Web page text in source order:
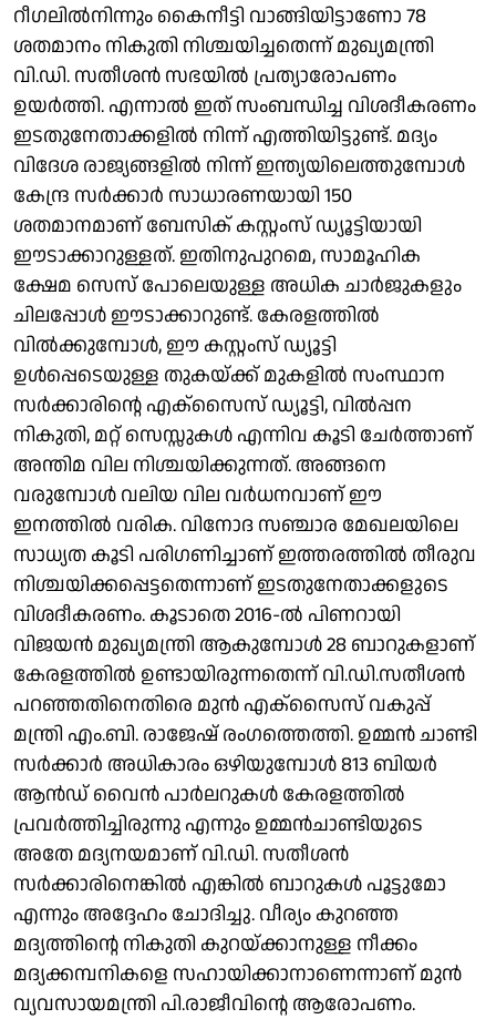
റീഗലില്‍നിന്നും കൈനീട്ടി വാങ്ങിയിട്ടാണോ 78
ശതമാനം നികുതി നിശ്ചയിച്ചതെന്ന് മുഖ്യമന്ത്രി
വി.ഡി. സതീശന്‍ സഭയില്‍ പ്രത്യാരോപണം
ഉയര്‍ത്തി. എന്നാല്‍ ഇത് സംബന്ധിച്ച വിശദീകരണം
ഇടതുനേതാക്കളില്‍ നിന്ന് എത്തിയിട്ടുണ്ട്. മദ്യം
വിദേശ രാജ്യങ്ങളില്‍ നിന്ന് ഇന്ത്യയിലെത്തുമ്പോള്‍
കേന്ദ്ര സര്‍ക്കാര്‍ സാധാരണയായി 150
ശതമാനമാണ് ബേസിക് കസ്റ്റംസ് ഡ്യൂട്ടിയായി
ഈടാക്കാറുള്ളത്. ഇതിനുപുറമെ, സാമൂഹിക
ക്ഷേമ സെസ് പോലെയുള്ള അധിക ചാര്‍ജുകളും
ചിലപ്പോള്‍ ഈടാക്കാറുണ്ട്. കേരളത്തില്‍
വില്‍ക്കുമ്പോള്‍, ഈ കസ്റ്റംസ് ഡ്യൂട്ടി
ഉള്‍പ്പെടെയുള്ള തുകയ്ക്ക് മുകളില്‍ സംസ്ഥാന
സര്‍ക്കാരിന്റെ എക്സൈസ് ഡ്യൂട്ടി, വില്‍പ്പന
നികുതി, മറ്റ് സെസ്സുകള്‍ എന്നിവ കൂടി ചേര്‍ത്താണ്
അന്തിമ വില നിശ്ചയിക്കുന്നത്. അങ്ങനെ
വരുമ്പോള്‍ വലിയ വില വര്‍ധനവാണ് ഈ
ഇനത്തില്‍ വരിക. വിനോദ സഞ്ചാര മേഖലയിലെ
സാധ്യത കൂടി പരിഗണിച്ചാണ് ഇത്തരത്തില്‍ തീരുവ
നിശ്ചയിക്കപ്പെട്ടതെന്നാണ് ഇടതുനേതാക്കളുടെ
വിശദീകരണം. കൂടാതെ 2016-ല്‍ പിണറായി
വിജയന്‍ മുഖ്യമന്ത്രി ആകുമ്പോള്‍ 28 ബാറുകളാണ്
കേരളത്തില്‍ ഉണ്ടായിരുന്നതെന്ന് വി.ഡി.സതീശന്‍
പറഞ്ഞതിനെതിരെ മുന്‍ എക്സൈസ് വകുപ്പ്
മന്ത്രി എം.ബി. രാജേഷ് രംഗത്തെത്തി. ഉമ്മന്‍ ചാണ്ടി
സര്‍ക്കാര്‍ അധികാരം ഒഴിയുമ്പോള്‍ 813 ബിയര്‍
ആന്‍ഡ് വൈന്‍ പാര്‍ലറുകള്‍ കേരളത്തില്‍
പ്രവര്‍ത്തിച്ചിരുന്നു എന്നും ഉമ്മന്‍ചാണ്ടിയുടെ
അതേ മദ്യനയമാണ് വി.ഡി. സതീശന്‍
സര്‍ക്കാരിനെങ്കില്‍ എങ്കില്‍ ബാറുകള്‍ പൂട്ടുമോ
എന്നും അദ്ദേഹം ചോദിച്ചു. വീര്യം കുറഞ്ഞ
മദ്യത്തിന്റെ നികുതി കുറയ്ക്കാനുള്ള നീക്കം
മദ്യക്കമ്പനികളെ സഹായിക്കാനാണെന്നാണ് മുന്‍
വ്യവസായമന്ത്രി പി.രാജീവിന്റെ ആരോപണം.